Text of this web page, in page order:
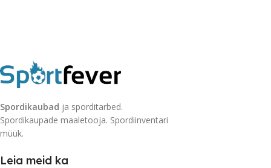
Spordikaubad ja sporditarbed.
Spordikaupade maaletooja. Spordiinventari
müük.
Leia meid ka